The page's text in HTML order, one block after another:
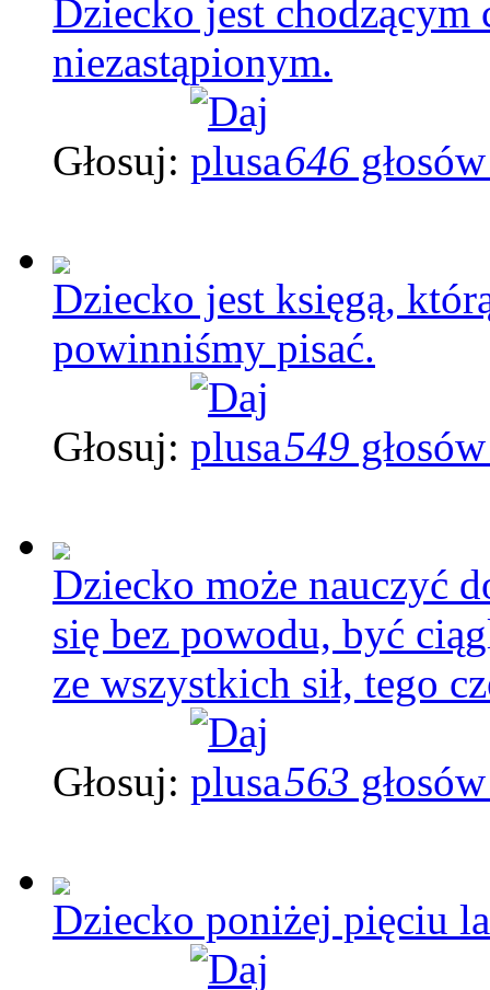
Dziecko jest
niezastąpionym.
Głosuj: 646
Dziecko jest księgą,
powinniśmy pisać.
Głosuj: 549
Dziecko może nauczyć
się bez powodu, być
ze wszystkich sił, tego
Głosuj: 563
Dziecko poniżej pięciu